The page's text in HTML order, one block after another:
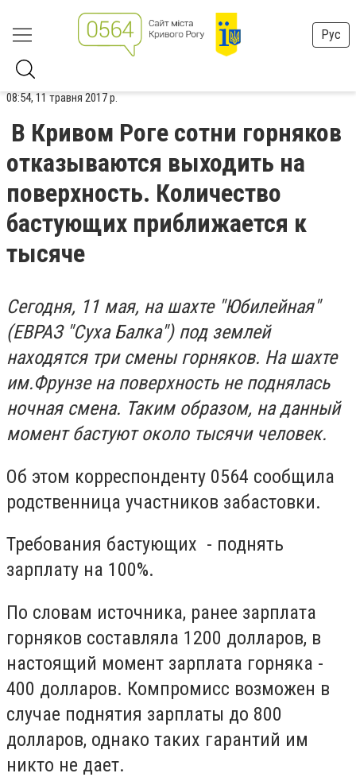
Рус
08:54, 11 травня 2017 р.
В Кривом Роге сотни горняков
отказываются выходить на
поверхность. Количество
бастующих приближается к
тысяче
Сегодня, 11 мая, на шахте "Юбилейная"
(ЕВРАЗ "Суха Балка") под землей
находятся три смены горняков. На шахте
им.Фрунзе на поверхность не поднялась
ночная смена. Таким образом, на данный
момент бастуют около тысячи человек.
Об этом корреспонденту 0564 сообщила
родственница участников забастовки.
Требования бастующих - поднять
зарплату на 100%.
По словам источника, ранее зарплата
горняков составляла 1200 долларов, в
настоящий момент зарплата горняка -
400 долларов. Компромисс возможен в
случае поднятия зарплаты до 800
долларов, однако таких гарантий им
никто не дает.